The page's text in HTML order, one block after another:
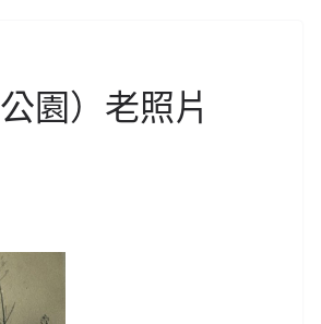
園）老照片